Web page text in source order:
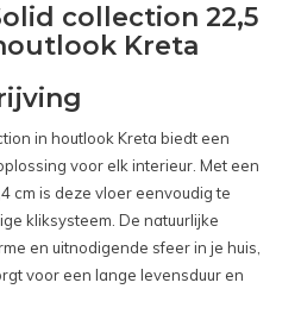
collection 22,5
Kreta
in houtlook Kreta biedt een
voor elk interieur. Met een
cm is deze vloer eenvoudig te
kliksysteem. De natuurlijke
en uitnodigende sfeer in je huis,
voor een lange levensduur en